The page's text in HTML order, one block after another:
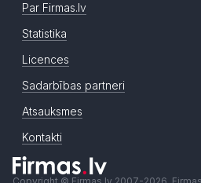
Par Firmas.lv
Statistika
Licences
Sadarbības partneri
Atsauksmes
Kontakti